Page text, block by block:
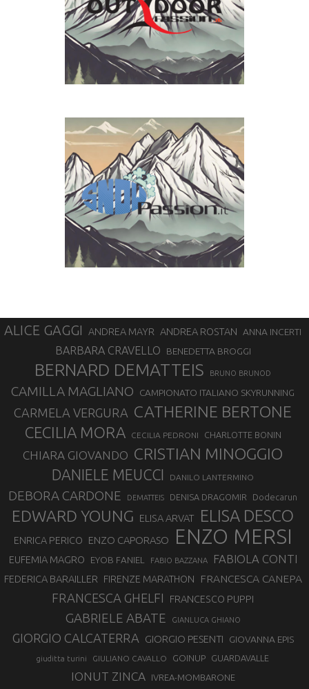
ALICE GAGGI ANDREA MAYR ANDREA ROSTAN ANNA INCERTI
BARBARA CRAVELLO BENEDETTA BROGGI
BERNARD DEMATTEIS BRUNO BRUNOD
CAMILLA MAGLIANO CAMPIONATO ITALIANO SKYRUNNING
CARMELA VERGURA CATHERINE BERTONE
CECILIA MORA CECILIA PEDRONI CHARLOTTE BONIN
CHIARA GIOVANDO CRISTIAN MINOGGIO
DANIELE MEUCCI DANILO LANTERMINO
DEBORA CARDONE DEMATTEIS DENISA DRAGOMIR Dodecarun
EDWARD YOUNG ELISA ARVAT ELISA DESCO
ENRICA PERICO ENZO CAPORASO ENZO MERSI
EUFEMIA MAGRO EYOB FANIEL FABIO BAZZANA FABIOLA CONTI
FEDERICA BARAILLER FIRENZE MARATHON FRANCESCA CANEPA
FRANCESCA GHELFI FRANCESCO PUPPI
GABRIELE ABATE GIANLUCA GHIANO
GIORGIO CALCATERRA GIORGIO PESENTI GIOVANNA EPIS
giuditta turini GIULIANO CAVALLO GOINUP GUARDAVALLE
IONUT ZINCA IVREA-MOMBARONE